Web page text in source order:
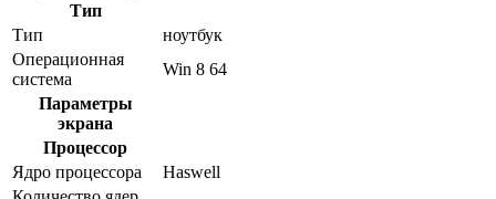
Тип
Тип
ноутбук
Операционная
система
Win 8 64
Параметры
экрана
Процессор
Ядро процессора
Haswell